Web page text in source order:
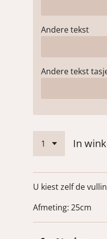
Andere tekst
Andere tekst
In
U kiest zelf de
Afmeting: 25cm